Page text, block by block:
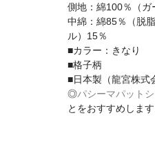
側地：綿100％（ガ
中綿：綿85％（脱
ル）15％
■カラー：きなり
■格子柄
■日本製（龍宮株式
◎パシーマパット
とをおすすめします